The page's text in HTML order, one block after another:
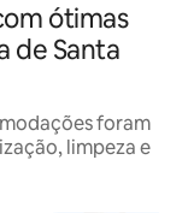
ótimas
de Santa
foram
limpeza e